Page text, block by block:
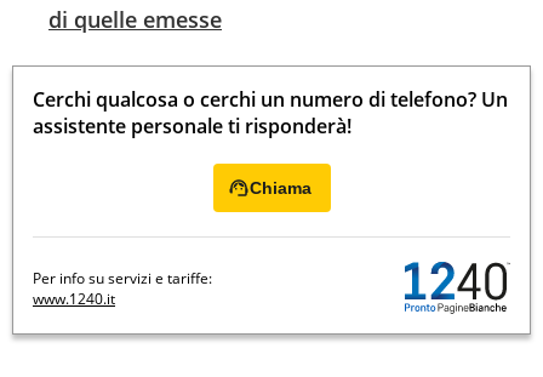
di quelle emesse
Cerchi qualcosa o cerchi un numero di telefono? Un
assistente personale ti risponderà!
Chiama
Per info su servizi e tariffe:
www.1240.it